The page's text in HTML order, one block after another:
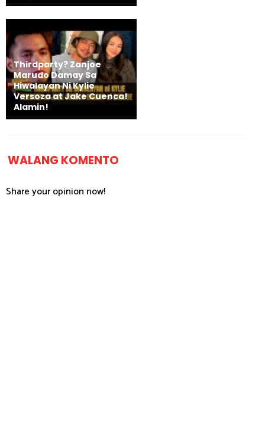
Thirdparty? Zanjoe
Marudo Damay Sa
Hiwalayan Ni Kylie
Versoza at Jake Cuenca!
Alamin!
WALANG KOMENTO
Share your opinion now!